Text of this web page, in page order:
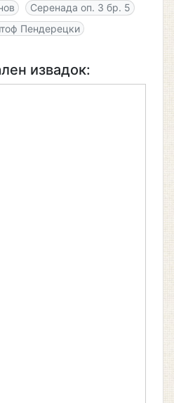
Серенада оп. 3 бр. 5
Пендерецки
извадок: